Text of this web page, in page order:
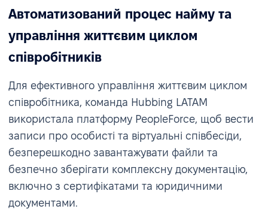
Автоматизований процес найму та
управління життєвим циклом
співробітників
Для ефективного управління життєвим циклом
співробітника, команда Hubbing LATAM
використала платформу PeopleForce, щоб вести
записи про особисті та віртуальні співбесіди,
безперешкодно завантажувати файли та
безпечно зберігати комплексну документацію,
включно з сертифікатами та юридичними
документами.